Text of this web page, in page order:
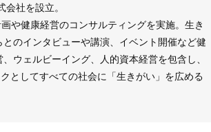
社を設立。
や健康経営のコンサルティングを実施。生き
のインタビューや講演、イベント開催など健
ウェルビーイング、人的資本経営を包含し、
としてすべての社会に「生きがい」を広める